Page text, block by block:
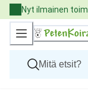
Skip
to
Content
Nyt ilmainen